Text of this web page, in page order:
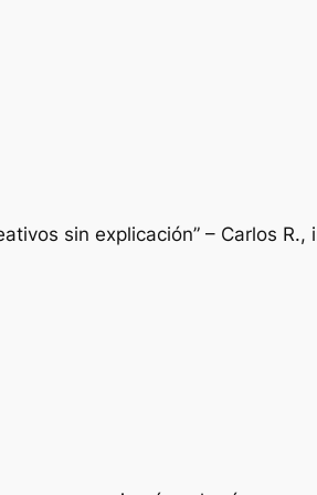
sin explicación” – Carlos R.,